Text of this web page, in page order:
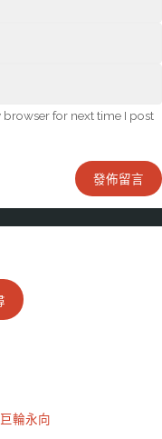
browser for next time I post
輪永向